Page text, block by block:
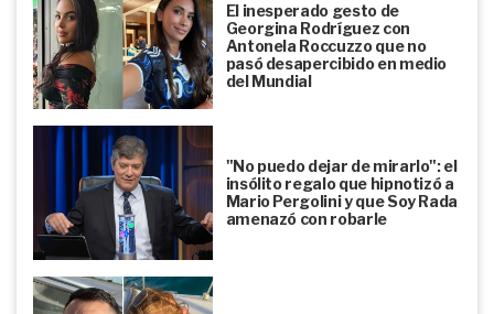
El inesperado gesto de
Georgina Rodríguez con
Antonela Roccuzzo que no
pasó desapercibido en medio
del Mundial
"No puedo dejar de mirarlo": el
insólito regalo que hipnotizó a
Mario Pergolini y que Soy Rada
amenazó con robarle